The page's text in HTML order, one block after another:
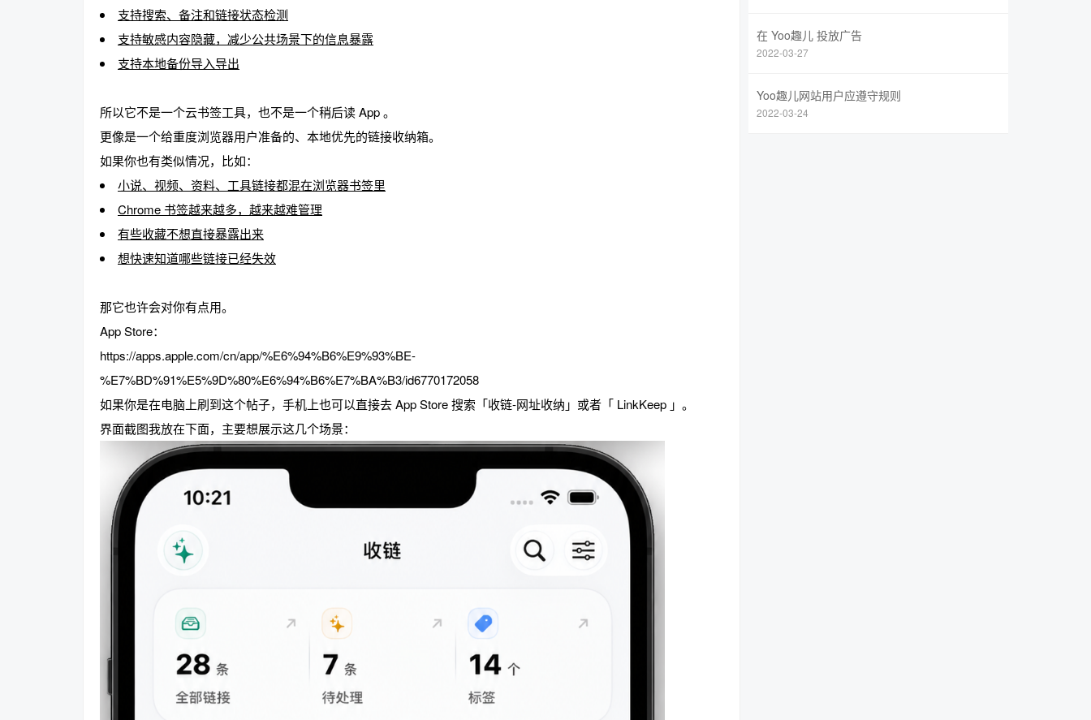
支持搜索、备注和链接状态检测
支持敏感内容隐藏，减少公共场景下的信息暴露
支持本地备份导入导出
所以它不是一个云书签工具，也不是一个稍后读 App 。
更像是一个给重度浏览器用户准备的、本地优先的链接收纳箱。
如果你也有类似情况，比如：
小说、视频、资料、工具链接都混在浏览器书签里
Chrome 书签越来越多，越来越难管理
有些收藏不想直接暴露出来
想快速知道哪些链接已经失效
那它也许会对你有点用。
App Store：
https://apps.apple.com/cn/app/%E6%94%B6%E9%93%BE-
%E7%BD%91%E5%9D%80%E6%94%B6%E7%BA%B3/id6770172058
如果你是在电脑上刷到这个帖子，手机上也可以直接去 App Store 搜索「收链-网址收纳」或者「 LinkKeep 」。
界面截图我放在下面，主要想展示这几个场景：
在 Yoo趣儿 投放广告
2022-03-27
Yoo趣儿网站用户应遵守规则
2022-03-24